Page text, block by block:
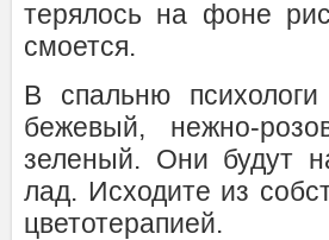
терялось на фоне
смоется.
В спальню
бежевый, нежно-
зеленый. Они будут
лад. Исходите из
цветотерапией.